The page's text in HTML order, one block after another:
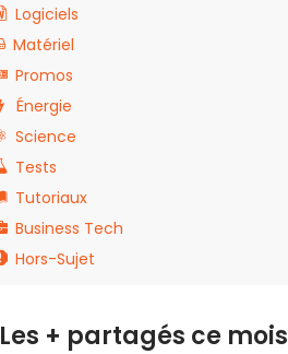
Logiciels
Matériel
Promos
Énergie
Science
Tests
Tutoriaux
Business Tech
Hors-Sujet
Les + partagés ce mois